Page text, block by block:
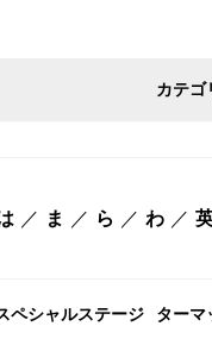
カテゴ
ま ら わ
ペシャルステージ ターマ